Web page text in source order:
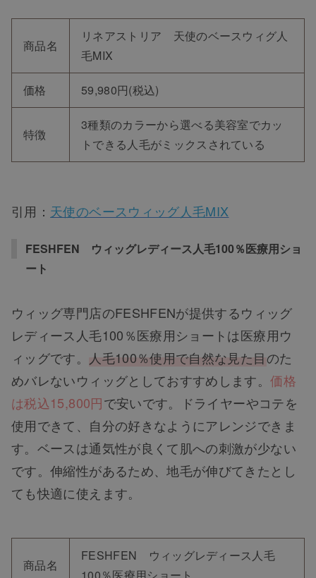
商品名
リネアストリア 天使のベースウィグ人
毛MIX
価格 59,980円(税込)
特徴
3種類のカラーから選べる美容室でカッ
トできる人毛がミックスされている
引用： 天使のベースウィッグ人毛MIX
FESHFEN ウィッグレディース人毛100％医療用ショ
ート
ウィッグ専門店のFESHFENが提供するウィッグ
レディース人毛100％医療用ショートは医療用ウ
ィッグです。 人毛100％使用で自然な見た目のた
めバレないウィッグとしておすすめします。価格
は税込15,800円で安いです。ドライヤーやコテを
使用できて、自分の好きなようにアレンジできま
す。ベースは通気性が良くて肌への刺激が少ない
です。伸縮性があるため、地毛が伸びてきたとし
ても快適に使えます。
商品名
FESHFEN ウィッグレディース人毛